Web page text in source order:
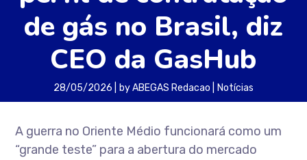
de gás no Brasil, diz
CEO da GasHub
28/05/2026 byABEGAS Redacao Notícias
A guerra no Oriente Médio funcionará como um
“grande teste” para a abertura do mercado